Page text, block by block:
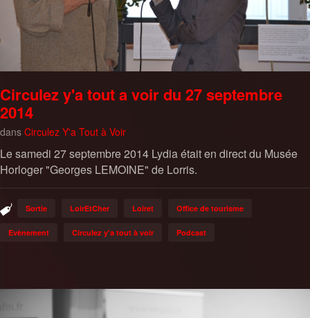
Circulez y'a tout a voir du 27 septembre
2014
dans Circulez Y'a Tout à Voir
Le samedi 27 septembre 2014 Lydia était en direct du Musée
Horloger "Georges LEMOINE" de Lorris.
Sortie LoirEtCher Loiret Office de tourisme
Evènement Circulez y'a tout à voir Podcast